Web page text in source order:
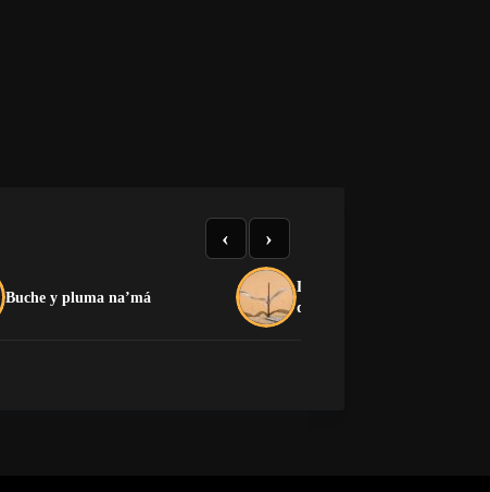
Buche y pluma na’má
La crítica que no devora: el
dilema de la oposición
‹ ›